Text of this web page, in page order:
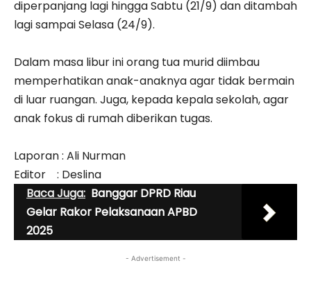
diperpanjang lagi hingga Sabtu (21/9) dan ditambah
lagi sampai Selasa (24/9).
Dalam masa libur ini orang tua murid diimbau
memperhatikan anak-anaknya agar tidak bermain
di luar ruangan. Juga, kepada kepala sekolah, agar
anak fokus di rumah diberikan tugas.
Laporan : Ali Nurman
Editor : Deslina
Baca Juga: Banggar DPRD Riau
Gelar Rakor Pelaksanaan APBD
2025
- Advertisement -